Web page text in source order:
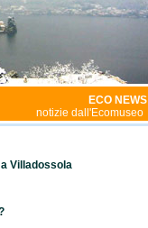
ECO NEWS
notizie dall'Ecomuseo
a Villadossola